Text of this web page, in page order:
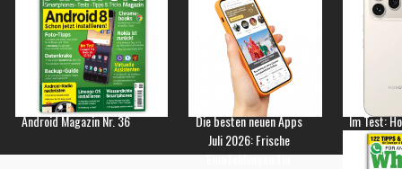
Android Magazin Nr. 36
Die besten neuen Apps
Juli 2026: Frische
Empfehlungen für
Im Test: